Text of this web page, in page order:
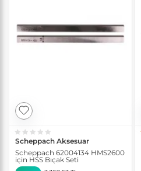
Scheppach Aksesuar
Scheppach 62004134 HMS2600
için HSS Bıçak Seti